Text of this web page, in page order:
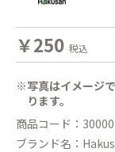
￥250 税込
※写真はイメージ
ります。
商品コード：
ブランド名：